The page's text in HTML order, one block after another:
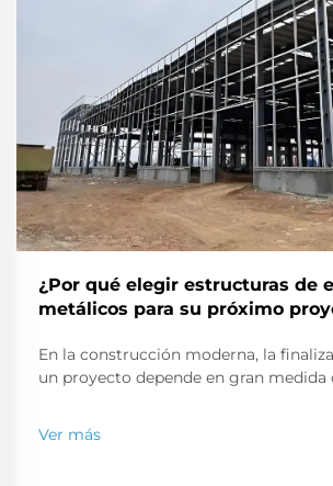
¿Por qué elegir estructuras de
metálicos para su próximo
En la construcción moderna, la
un proyecto depende en gran medida
ahora son favoritas para uso en casas
almacenes comerciales. El propósito
Ver más